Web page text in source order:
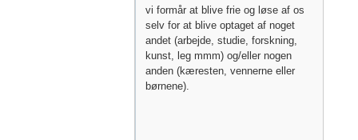
vi formår at blive frie og løse af os
selv for at blive optaget af noget
andet (arbejde, studie, forskning,
kunst, leg mmm) og/eller nogen
anden (kæresten, vennerne eller
børnene).